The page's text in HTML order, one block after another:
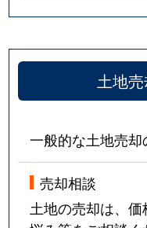
土地
一般的な土地売却
売却相談
土地の売却は、